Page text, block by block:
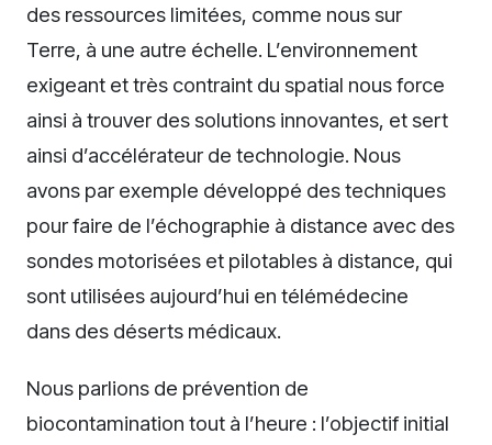
des ressources limitées, comme nous sur
Terre, à une autre échelle. L’environnement
exigeant et très contraint du spatial nous force
ainsi à trouver des solutions innovantes, et sert
ainsi d’accélérateur de technologie. Nous
avons par exemple développé des techniques
pour faire de l’échographie à distance avec des
sondes motorisées et pilotables à distance, qui
sont utilisées aujourd’hui en télémédecine
dans des déserts médicaux.
Nous parlions de prévention de
biocontamination tout à l’heure : l’objectif initial